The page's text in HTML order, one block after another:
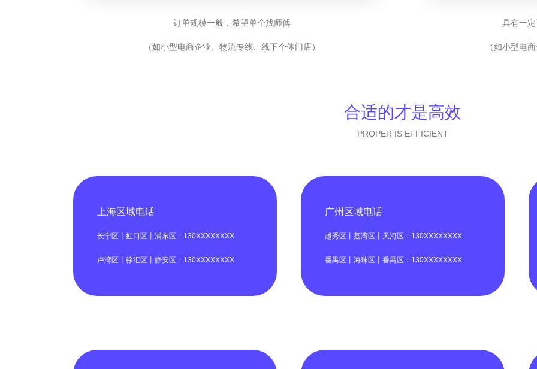
订单规模一般，希望单个找师傅
（如小型电商企业、物流专线、线下个体门店）
具有一
（如小型电
合适的才是高效
PROPER IS EFFICIENT
上海区域电话
长宁区丨虹口区丨浦东区：130XXXXXXXX
卢湾区丨徐汇区丨静安区：130XXXXXXXX
广州区域电话
越秀区丨荔湾区丨天河区：130XXXXXXXX
番禺区丨海珠区丨番禺区：130XXXXXXXX